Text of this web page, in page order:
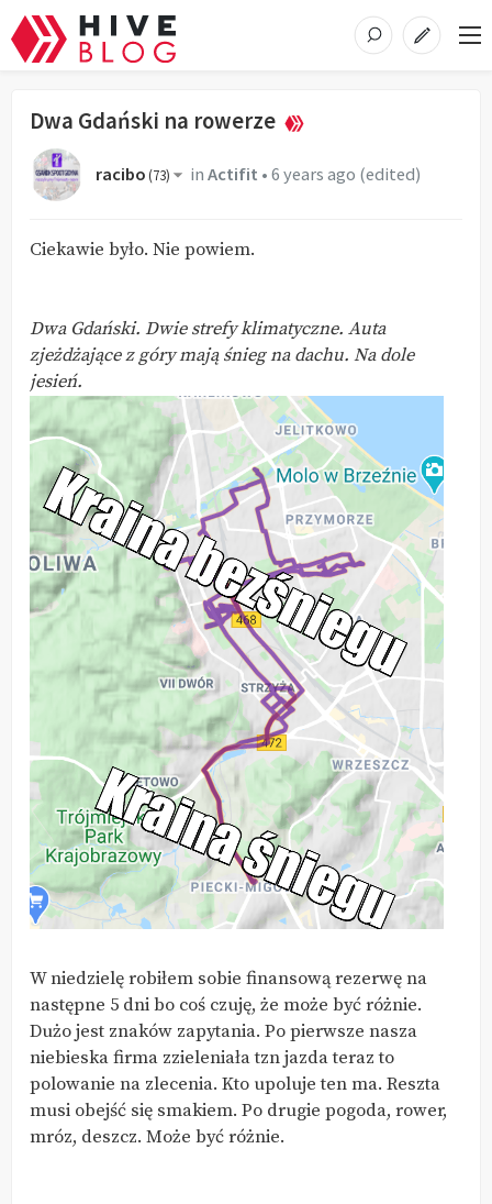
Dwa Gdański na rowerze
racibo(73) inActifit •6 years ago (edited)
Ciekawie było. Nie powiem.
Dwa Gdański. Dwie strefy klimatyczne. Auta
zjeżdżające z góry mają śnieg na dachu. Na dole
jesień.
W niedzielę robiłem sobie finansową rezerwę na
następne 5 dni bo coś czuję, że może być różnie.
Dużo jest znaków zapytania. Po pierwsze nasza
niebieska firma zzieleniała tzn jazda teraz to
polowanie na zlecenia. Kto upoluje ten ma. Reszta
musi obejść się smakiem. Po drugie pogoda, rower,
mróz, deszcz. Może być różnie.